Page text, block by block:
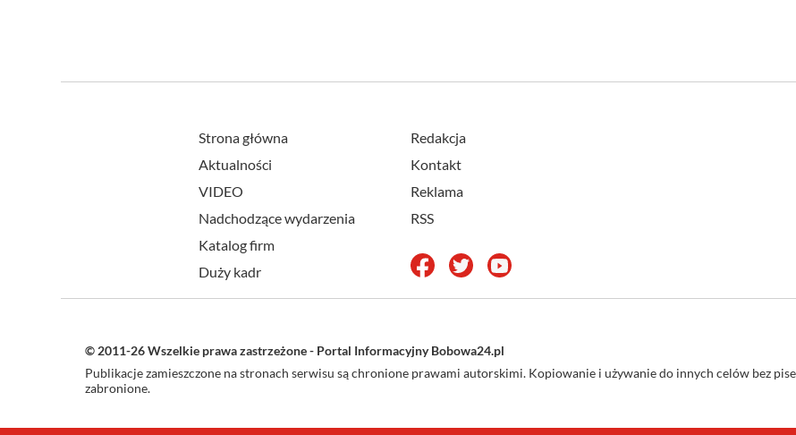
Strona główna
Aktualności
VIDEO
Nadchodzące wydarzenia
Katalog firm
Duży kadr
Redakcja
Kontakt
Reklama
RSS
© 2011-26 Wszelkie prawa zastrzeżone - Portal Informacyjny Bobowa24.pl
Publikacje zamieszczone na stronach serwisu są chronione prawami autorskimi. Kopiowanie i używanie do innych celów bez
zabronione.